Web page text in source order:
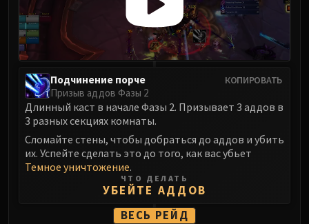
КОПИРОВАТЬ
Подчинение порче
Призыв аддов Фазы 2
Длинный каст в начале Фазы 2. Призывает 3 аддов в
3 разных секциях комнаты.
Сломайте стены, чтобы добраться до аддов и убить
их. Успейте сделать это до того, как вас убьет
Темное уничтожение.
ЧТО ДЕЛАТЬ
УБЕЙТЕ АДДОВ
ВЕСЬ РЕЙД